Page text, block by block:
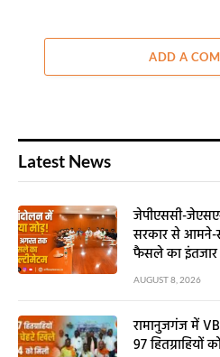
ADD A
Latest News
जेपीएससी-
सरकार से आमने-
फैसले का इंतजार
AUGUST 8, 2026
रामानुजगंज में
97